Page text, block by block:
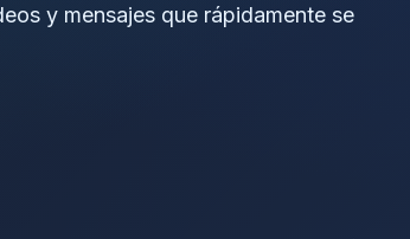
y mensajes que rápidamente se